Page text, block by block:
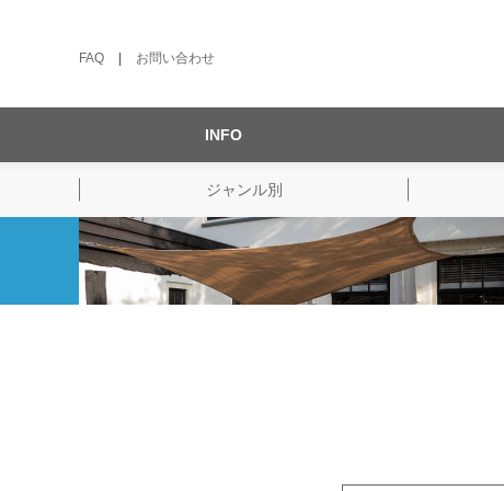
FAQ お問い合わせ
INFO
ジャンル別